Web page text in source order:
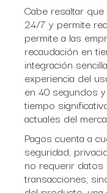
Cabe resaltar
24/7 y permite
permite a las
recaudación en
integración
experiencia del
en 40 segundos
tiempo
actuales del
Pagos cuenta a
seguridad,
no requerir datos
transacciones,